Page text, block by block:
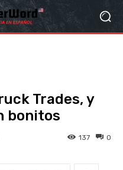
Trades, y
bonitos
0
137